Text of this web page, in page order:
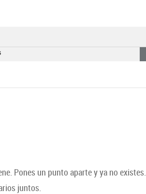
Pones un punto aparte y ya no existes.
juntos.